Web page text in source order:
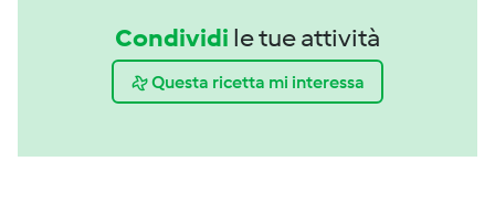
Condividi le tue attività
Questa ricetta mi interessa